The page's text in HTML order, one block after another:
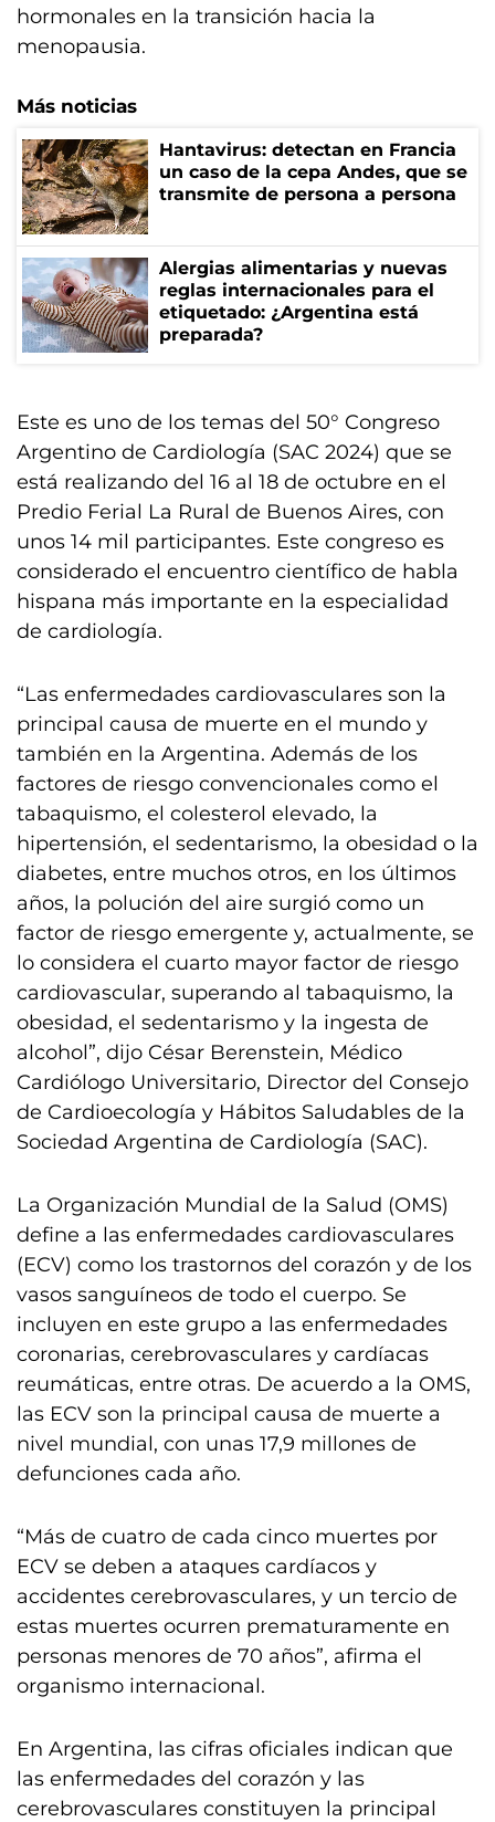
hormonales en la transición hacia la
menopausia.
Más noticias
Hantavirus: detectan en Francia
un caso de la cepa Andes, que se
transmite de persona a persona
Alergias alimentarias y nuevas
reglas internacionales para el
etiquetado: ¿Argentina está
preparada?
Este es uno de los temas del 50° Congreso
Argentino de Cardiología (SAC 2024) que se
está realizando del 16 al 18 de octubre en el
Predio Ferial La Rural de Buenos Aires, con
unos 14 mil participantes. Este congreso es
considerado el encuentro científico de habla
hispana más importante en la especialidad
de cardiología.
“Las enfermedades cardiovasculares son la
principal causa de muerte en el mundo y
también en la Argentina. Además de los
factores de riesgo convencionales como el
tabaquismo, el colesterol elevado, la
hipertensión, el sedentarismo, la obesidad o la
diabetes, entre muchos otros, en los últimos
años, la polución del aire surgió como un
factor de riesgo emergente y, actualmente, se
lo considera el cuarto mayor factor de riesgo
cardiovascular, superando al tabaquismo, la
obesidad, el sedentarismo y la ingesta de
alcohol”, dijo César Berenstein, Médico
Cardiólogo Universitario, Director del Consejo
de Cardioecología y Hábitos Saludables de la
Sociedad Argentina de Cardiología (SAC).
La Organización Mundial de la Salud (OMS)
define a las enfermedades cardiovasculares
(ECV) como los trastornos del corazón y de los
vasos sanguíneos de todo el cuerpo. Se
incluyen en este grupo a las enfermedades
coronarias, cerebrovasculares y cardíacas
reumáticas, entre otras. De acuerdo a la OMS,
las ECV son la principal causa de muerte a
nivel mundial, con unas 17,9 millones de
defunciones cada año.
“Más de cuatro de cada cinco muertes por
ECV se deben a ataques cardíacos y
accidentes cerebrovasculares, y un tercio de
estas muertes ocurren prematuramente en
personas menores de 70 años”, afirma el
organismo internacional.
En Argentina, las cifras oficiales indican que
las enfermedades del corazón y las
cerebrovasculares constituyen la principal